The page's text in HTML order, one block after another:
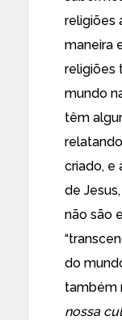
religiões
maneira
religiões
mundo
têm
criado, e
de
não são
do
também
nossa